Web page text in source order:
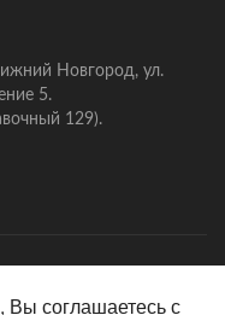
Новгород, ул.
5.
129).
Вы соглашаетесь с